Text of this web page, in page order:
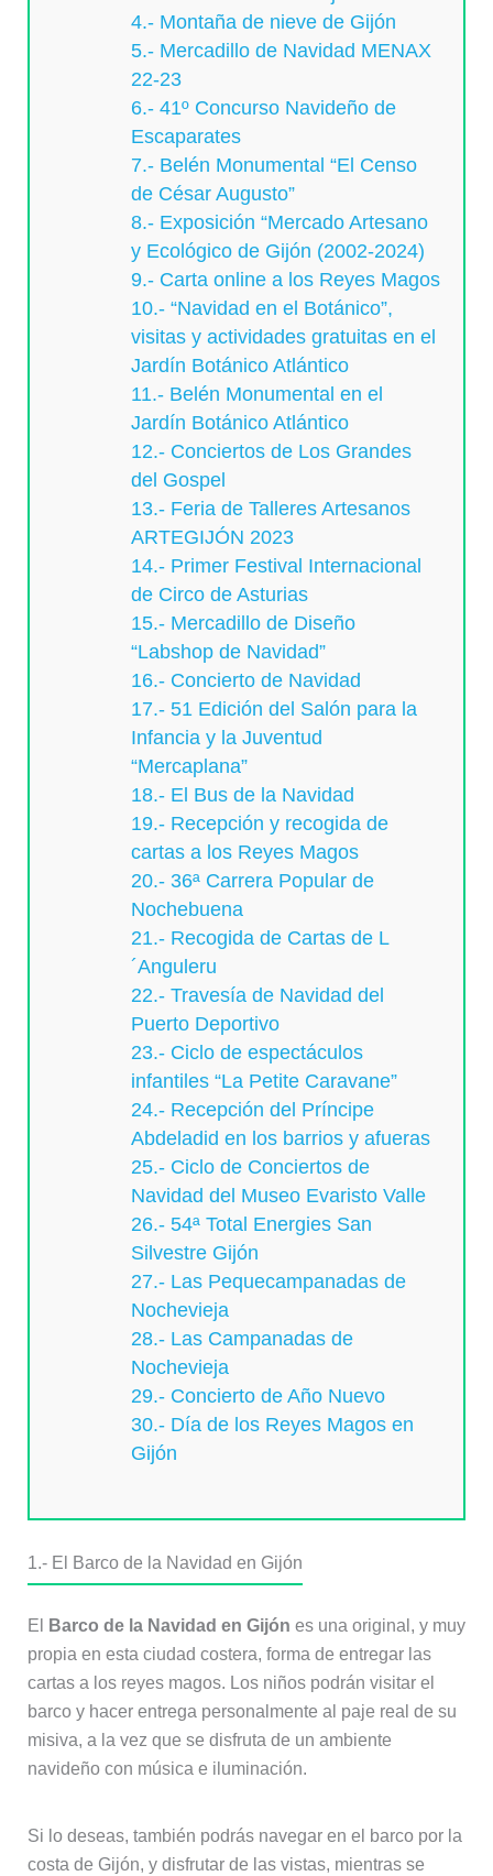
4.- Montaña de nieve de Gijón
5.- Mercadillo de Navidad MENAX
22-23
6.- 41º Concurso Navideño de
Escaparates
7.- Belén Monumental “El Censo
de César Augusto”
8.- Exposición “Mercado Artesano
y Ecológico de Gijón (2002-2024)
9.- Carta online a los Reyes Magos
10.- “Navidad en el Botánico”,
visitas y actividades gratuitas en el
Jardín Botánico Atlántico
11.- Belén Monumental en el
Jardín Botánico Atlántico
12.- Conciertos de Los Grandes
del Gospel
13.- Feria de Talleres Artesanos
ARTEGIJÓN 2023
14.- Primer Festival Internacional
de Circo de Asturias
15.- Mercadillo de Diseño
“Labshop de Navidad”
16.- Concierto de Navidad
17.- 51 Edición del Salón para la
Infancia y la Juventud
“Mercaplana”
18.- El Bus de la Navidad
19.- Recepción y recogida de
cartas a los Reyes Magos
20.- 36ª Carrera Popular de
Nochebuena
21.- Recogida de Cartas de L
´Anguleru
22.- Travesía de Navidad del
Puerto Deportivo
23.- Ciclo de espectáculos
infantiles “La Petite Caravane”
24.- Recepción del Príncipe
Abdeladid en los barrios y afueras
25.- Ciclo de Conciertos de
Navidad del Museo Evaristo Valle
26.- 54ª Total Energies San
Silvestre Gijón
27.- Las Pequecampanadas de
Nochevieja
28.- Las Campanadas de
Nochevieja
29.- Concierto de Año Nuevo
30.- Día de los Reyes Magos en
Gijón
1.- El Barco de la Navidad en Gijón
El Barco de la Navidad en Gijón es una original, y muy
propia en esta ciudad costera, forma de entregar las
cartas a los reyes magos. Los niños podrán visitar el
barco y hacer entrega personalmente al paje real de su
misiva, a la vez que se disfruta de un ambiente
navideño con música e iluminación.
Si lo deseas, también podrás navegar en el barco por la
costa de Gijón, y disfrutar de las vistas, mientras se